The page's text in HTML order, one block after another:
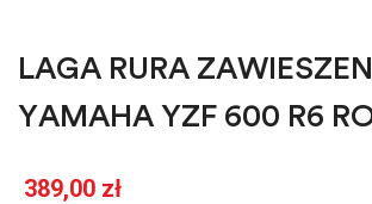
LAGA RURA
YAMAHA YZF 600 R6
389,00 zł